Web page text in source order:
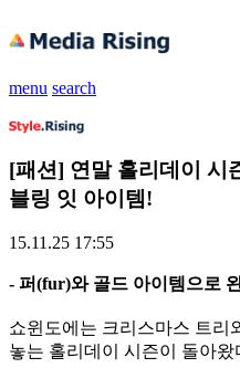
menu search
[패션] 연말 홀리데이 시
블링 잇 아이템!
15.11.25 17:55
- 퍼(fur)와 골드 아이템으로
쇼윈도에는 크리스마스 트리
놓는 홀리데이 시즌이 돌아왔